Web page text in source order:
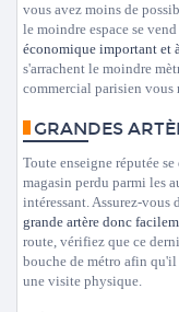
vous avez moins de
le moindre espace se vend
économique important et
s'arrachent le moindre
commercial parisien
GRANDES
Toute enseigne réputée
magasin perdu parmi les
intéressant. Assurez-vous
grande artère donc
route, vérifiez que ce
bouche de métro afin
une visite physique.